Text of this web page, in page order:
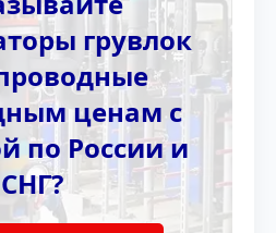
грувлок
ценам с
по России и
СНГ?